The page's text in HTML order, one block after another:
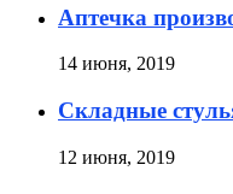
Аптечка
14 июня, 2019
Складные
12 июня, 2019